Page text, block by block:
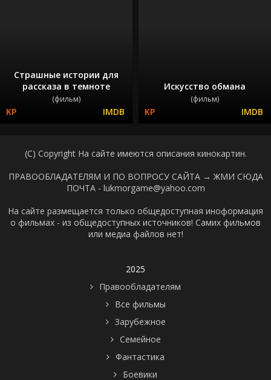
Страшные истории для
рассказа в темноте
(фильм)
Искусство обмана
(фильм)
(C) Copyright На сайте имеются описания кинокартин.
ПРАВООБЛАДАТЕЛЯМ И ПО ВОПРОСУ САЙТА → ЖМИ СЮДА
ПОЧТА - lukmorgame@yahoo.com
На сайте размещается только общедоступная иноформация
о фильмах - из общедоступных источников! Самих фильмов
или медиа файлов нет!
2025
Правообладателям
Все фильмы
Зарубежное
Семейное
Фантастика
Боевики